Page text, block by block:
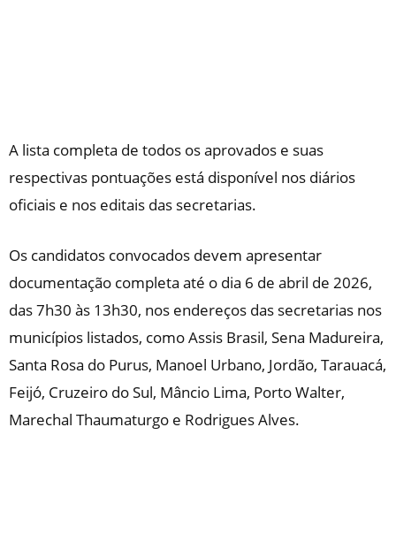
A lista completa de todos os aprovados e suas
respectivas pontuações está disponível nos diários
oficiais e nos editais das secretarias.
Os candidatos convocados devem apresentar
documentação completa até o dia 6 de abril de 2026,
das 7h30 às 13h30, nos endereços das secretarias nos
municípios listados, como Assis Brasil, Sena Madureira,
Santa Rosa do Purus, Manoel Urbano, Jordão, Tarauacá,
Feijó, Cruzeiro do Sul, Mâncio Lima, Porto Walter,
Marechal Thaumaturgo e Rodrigues Alves.